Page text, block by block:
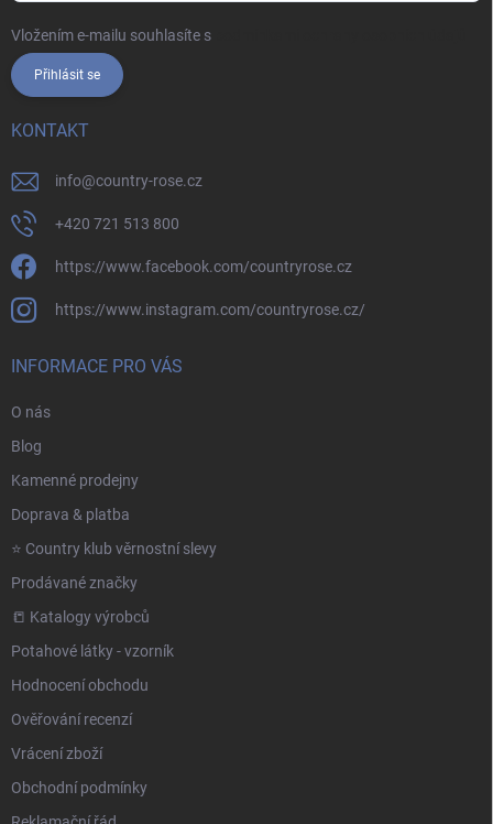
Vložením e-mailu souhlasíte s
Přihlásit se
KONTAKT
info@country-rose.cz
+420 721 513 800
https://www.facebook.com/countryrose.cz
https://www.instagram.com/countryrose.cz/
INFORMACE PRO VÁS
O nás
Blog
Kamenné prodejny
Doprava & platba
⭐️ Country klub věrnostní slevy
Prodávané značky
📒 Katalogy výrobců
Potahové látky - vzorník
Hodnocení obchodu
Ověřování recenzí
Vrácení zboží
Obchodní podmínky